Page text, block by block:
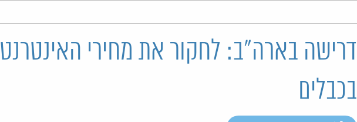
דרישה בארה"ב: לחקור את מחירי
בכבלים